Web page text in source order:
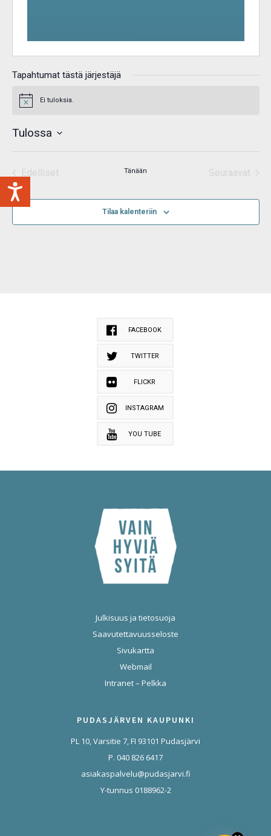
Tapahtumat tästä järjestäjä
Notice Ei tuloksia.
Tulossa
Valitse
päivä.Edelliset
Tänään
Seuraavat
Tilaa kalenteriin
FACEBOOK
TWITTER
FLICKR
INSTAGRAM
YOU TUBE
Julkisuus ja tietosuoja
Saavutettavuusseloste
Sivukartta
Webmail
Intranet – Pelkka
PUDASJÄRVEN KAUPUNKI
PL 10, Varsitie 7, FI 93101 Pudasjärvi
P. 040 826 6417
asiakaspalvelu@pudasjarvi.fi
Y-tunnus 0188962-2